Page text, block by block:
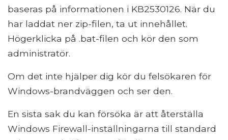
baseras på informationen i KB2530126. När du
har laddat ner zip-filen, ta ut innehållet.
Högerklicka på .bat-filen och kör den som
administratör.
Om det inte hjälper dig kör du felsökaren för
Windows-brandväggen och ser den.
En sista sak du kan försöka är att återställa
Windows Firewall-inställningarna till standard